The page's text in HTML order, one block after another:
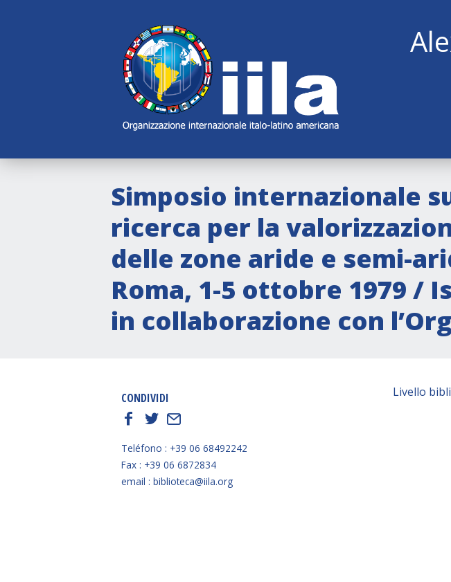
Simposio internazionale
ricerca per la
delle zone aride e semi-
Roma, 1-5 ottobre 1979
in collaborazione con
Livello
CONDIVIDI
f
t E
Teléfono : +39 06 68492242
Fax : +39 06 6872834
email : biblioteca@iila.org